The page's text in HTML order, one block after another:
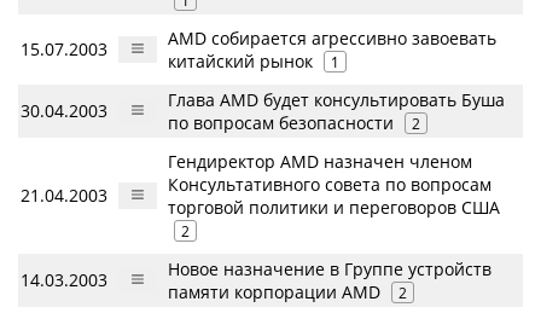
15.07.2003
AMD собирается агрессивно завоевать
китайский рынок
1
30.04.2003
Глава AMD будет консультировать Буша
по вопросам безопасности
2
21.04.2003
Гендиректор AMD назначен членом
Консультативного совета по вопросам
торговой политики и переговоров США
2
14.03.2003
Новое назначение в Группе устройств
памяти корпорации AMD
2